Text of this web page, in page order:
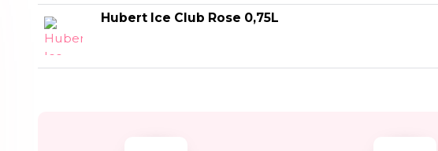
Hubert Ice Club Rose 0,75L